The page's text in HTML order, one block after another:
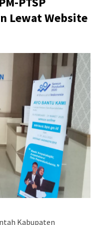
Lewat Website
Kabupaten